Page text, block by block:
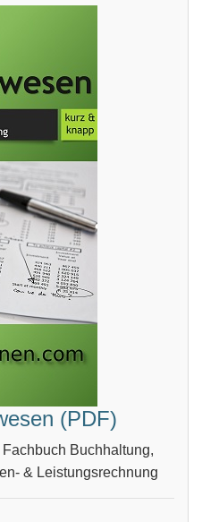
(PDF)
Buchhaltung,
& Leistungsrechnung